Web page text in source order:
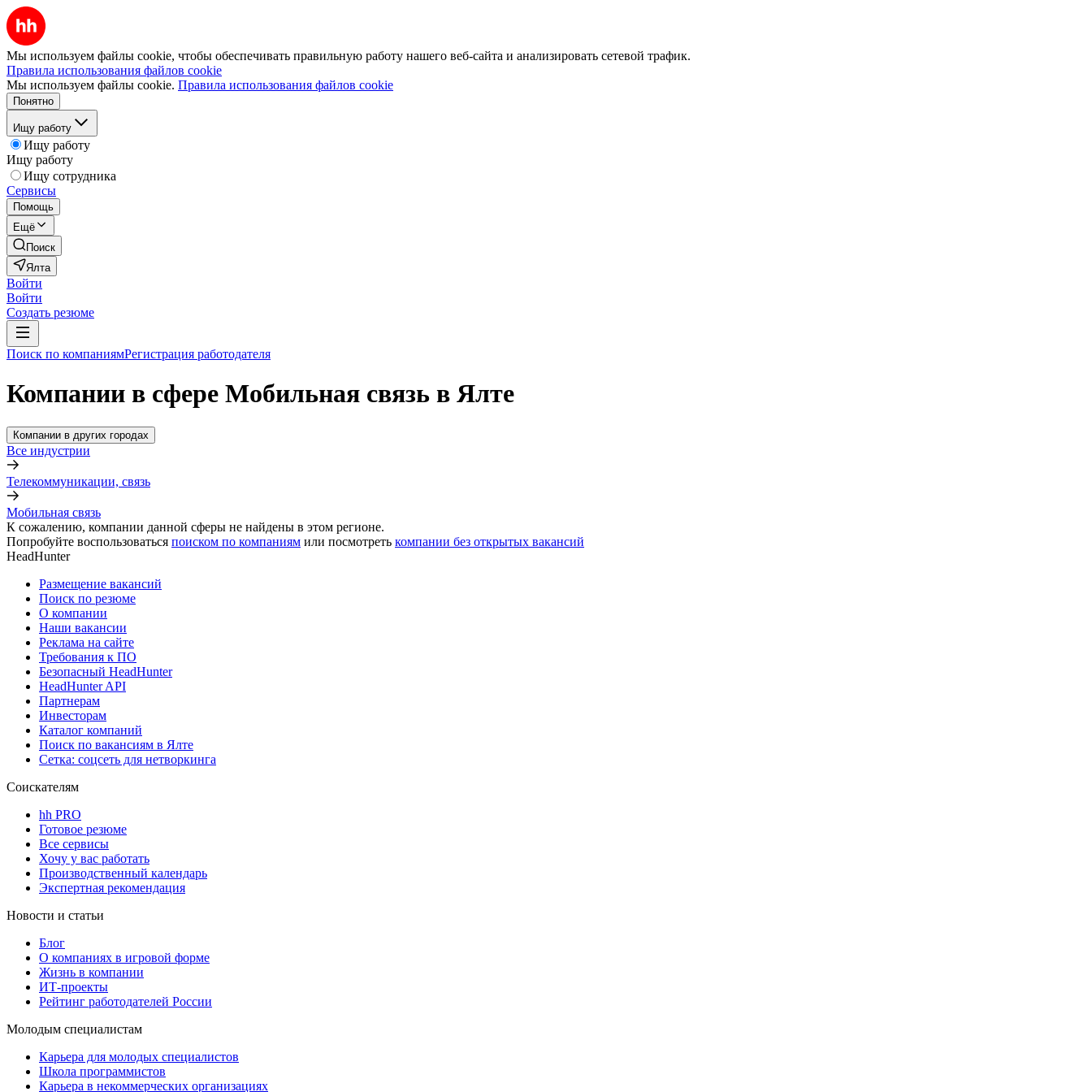
Мы используем файлы cookie, чтобы обеспечивать правильную работу нашего веб-сайта и анализировать сетевой трафик.
Правила использования файлов cookie
Мы используем файлы cookie. Правила использования файлов cookie
Понятно
Ищу работу
Ищу работу
Ищу работу
Ищу сотрудника
Сервисы
Помощь
Ещё
Поиск
Ялта
Войти
Войти
Создать резюме
Поиск по компаниямРегистрация работодателя
Компании в сфере Мобильная связь в Ялте
Компании в других городах
Все индустрии
Телекоммуникации, связь
Мобильная связь
К сожалению, компании данной сферы не найдены в этом регионе.
Попробуйте воспользоваться поиском по компаниям или посмотреть компании без открытых вакансий
HeadHunter
Размещение вакансий
Поиск по резюме
О компании
Наши вакансии
Реклама на сайте
Требования к ПО
Безопасный HeadHunter
HeadHunter API
Партнерам
Инвесторам
Каталог компаний
Поиск по вакансиям в Ялте
Сетка: соцсеть для нетворкинга
Соискателям
hh PRO
Готовое резюме
Все сервисы
Хочу у вас работать
Производственный календарь
Экспертная рекомендация
Новости и статьи
Блог
О компаниях в игровой форме
Жизнь в компании
ИТ-проекты
Рейтинг работодателей России
Молодым специалистам
Карьера для молодых специалистов
Школа программистов
Карьера в некоммерческих организациях